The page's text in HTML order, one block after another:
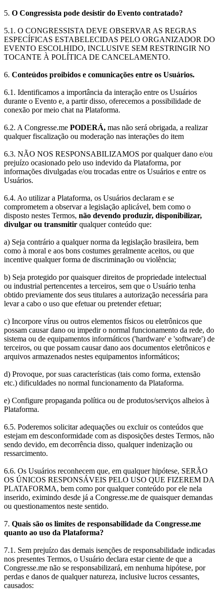
5. O Congressista pode desistir do Evento contratado?
5.1. O CONGRESSISTA DEVE OBSERVAR AS REGRAS
ESPECÍFICAS ESTABELECIDAS PELO ORGANIZADOR DO
EVENTO ESCOLHIDO, INCLUSIVE SEM RESTRINGIR NO
TOCANTE À POLÍTICA DE CANCELAMENTO.
6. Conteúdos proibidos e comunicações entre os Usuários.
6.1. Identificamos a importância da interação entre os Usuários
durante o Evento e, a partir disso, oferecemos a possibilidade de
conexão por meio chat na Plataforma.
6.2. A Congresse.me PODERÁ, mas não será obrigada, a realizar
qualquer fiscalização ou moderação nas interações do item
6.3. NÃO NOS RESPONSABILIZAMOS por qualquer dano e/ou
prejuízo ocasionado pelo uso indevido da Plataforma, por
informações divulgadas e/ou trocadas entre os Usuários e entre os
Usuários.
6.4. Ao utilizar a Plataforma, os Usuários declaram e se
comprometem a observar a legislação aplicável, bem como o
disposto nestes Termos, não devendo produzir, disponibilizar,
divulgar ou transmitir qualquer conteúdo que:
a) Seja contrário a qualquer norma da legislação brasileira, bem
como à moral e aos bons costumes geralmente aceitos, ou que
incentive qualquer forma de discriminação ou violência;
b) Seja protegido por quaisquer direitos de propriedade intelectual
ou industrial pertencentes a terceiros, sem que o Usuário tenha
obtido previamente dos seus titulares a autorização necessária para
levar a cabo o uso que efetuar ou pretender efetuar;
c) Incorpore vírus ou outros elementos físicos ou eletrônicos que
possam causar dano ou impedir o normal funcionamento da rede, do
sistema ou de equipamentos informáticos ('hardware' e 'software') de
terceiros, ou que possam causar dano aos documentos eletrônicos e
arquivos armazenados nestes equipamentos informáticos;
d) Provoque, por suas características (tais como forma, extensão
etc.) dificuldades no normal funcionamento da Plataforma.
e) Configure propaganda política ou de produtos/serviços alheios à
Plataforma.
6.5. Poderemos solicitar adequações ou excluir os conteúdos que
estejam em desconformidade com as disposições destes Termos, não
sendo devido, em decorrência disso, qualquer indenização ou
ressarcimento.
6.6. Os Usuários reconhecem que, em qualquer hipótese, SERÃO
OS ÚNICOS RESPONSÁVEIS PELO USO QUE FIZEREM DA
PLATAFORMA, bem como por qualquer conteúdo por ele nela
inserido, eximindo desde já a Congresse.me de quaisquer demandas
ou questionamentos neste sentido.
7. Quais são os limites de responsabilidade da Congresse.me
quanto ao uso da Plataforma?
7.1. Sem prejuízo das demais isenções de responsabilidade indicadas
nos presentes Termos, o Usuário declara estar ciente de que a
Congresse.me não se responsabilizará, em nenhuma hipótese, por
perdas e danos de qualquer natureza, inclusive lucros cessantes,
causados: